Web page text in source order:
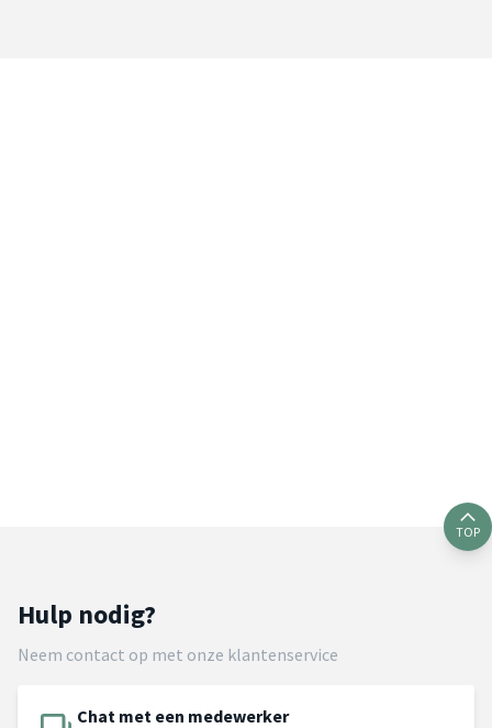
TOP
Hulp nodig?
Neem contact op met onze klantenservice
Chat met een medewerker